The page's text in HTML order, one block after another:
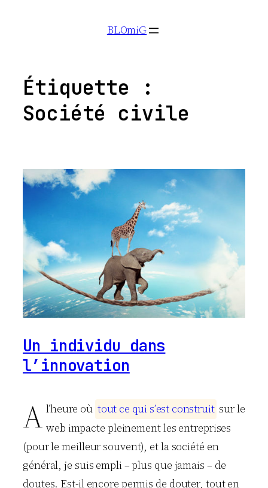
BLOmiG
Étiquette :
Société civile
Un individu dans
l’innovation
A l’heure où tout ce qui s’est construit sur le
web impacte pleinement les entreprises
(pour le meilleur souvent), et la société en
général, je suis empli – plus que jamais – de
doutes. Est-il encore permis de douter, tout en